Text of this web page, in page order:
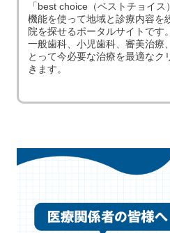
「best choice（ベストチョイ
機能を使って地域と診療内容を
院を探せるポータルサイトです。
一般歯科、小児歯科、審美治療
とって今必要な治療を最適なク
きます。